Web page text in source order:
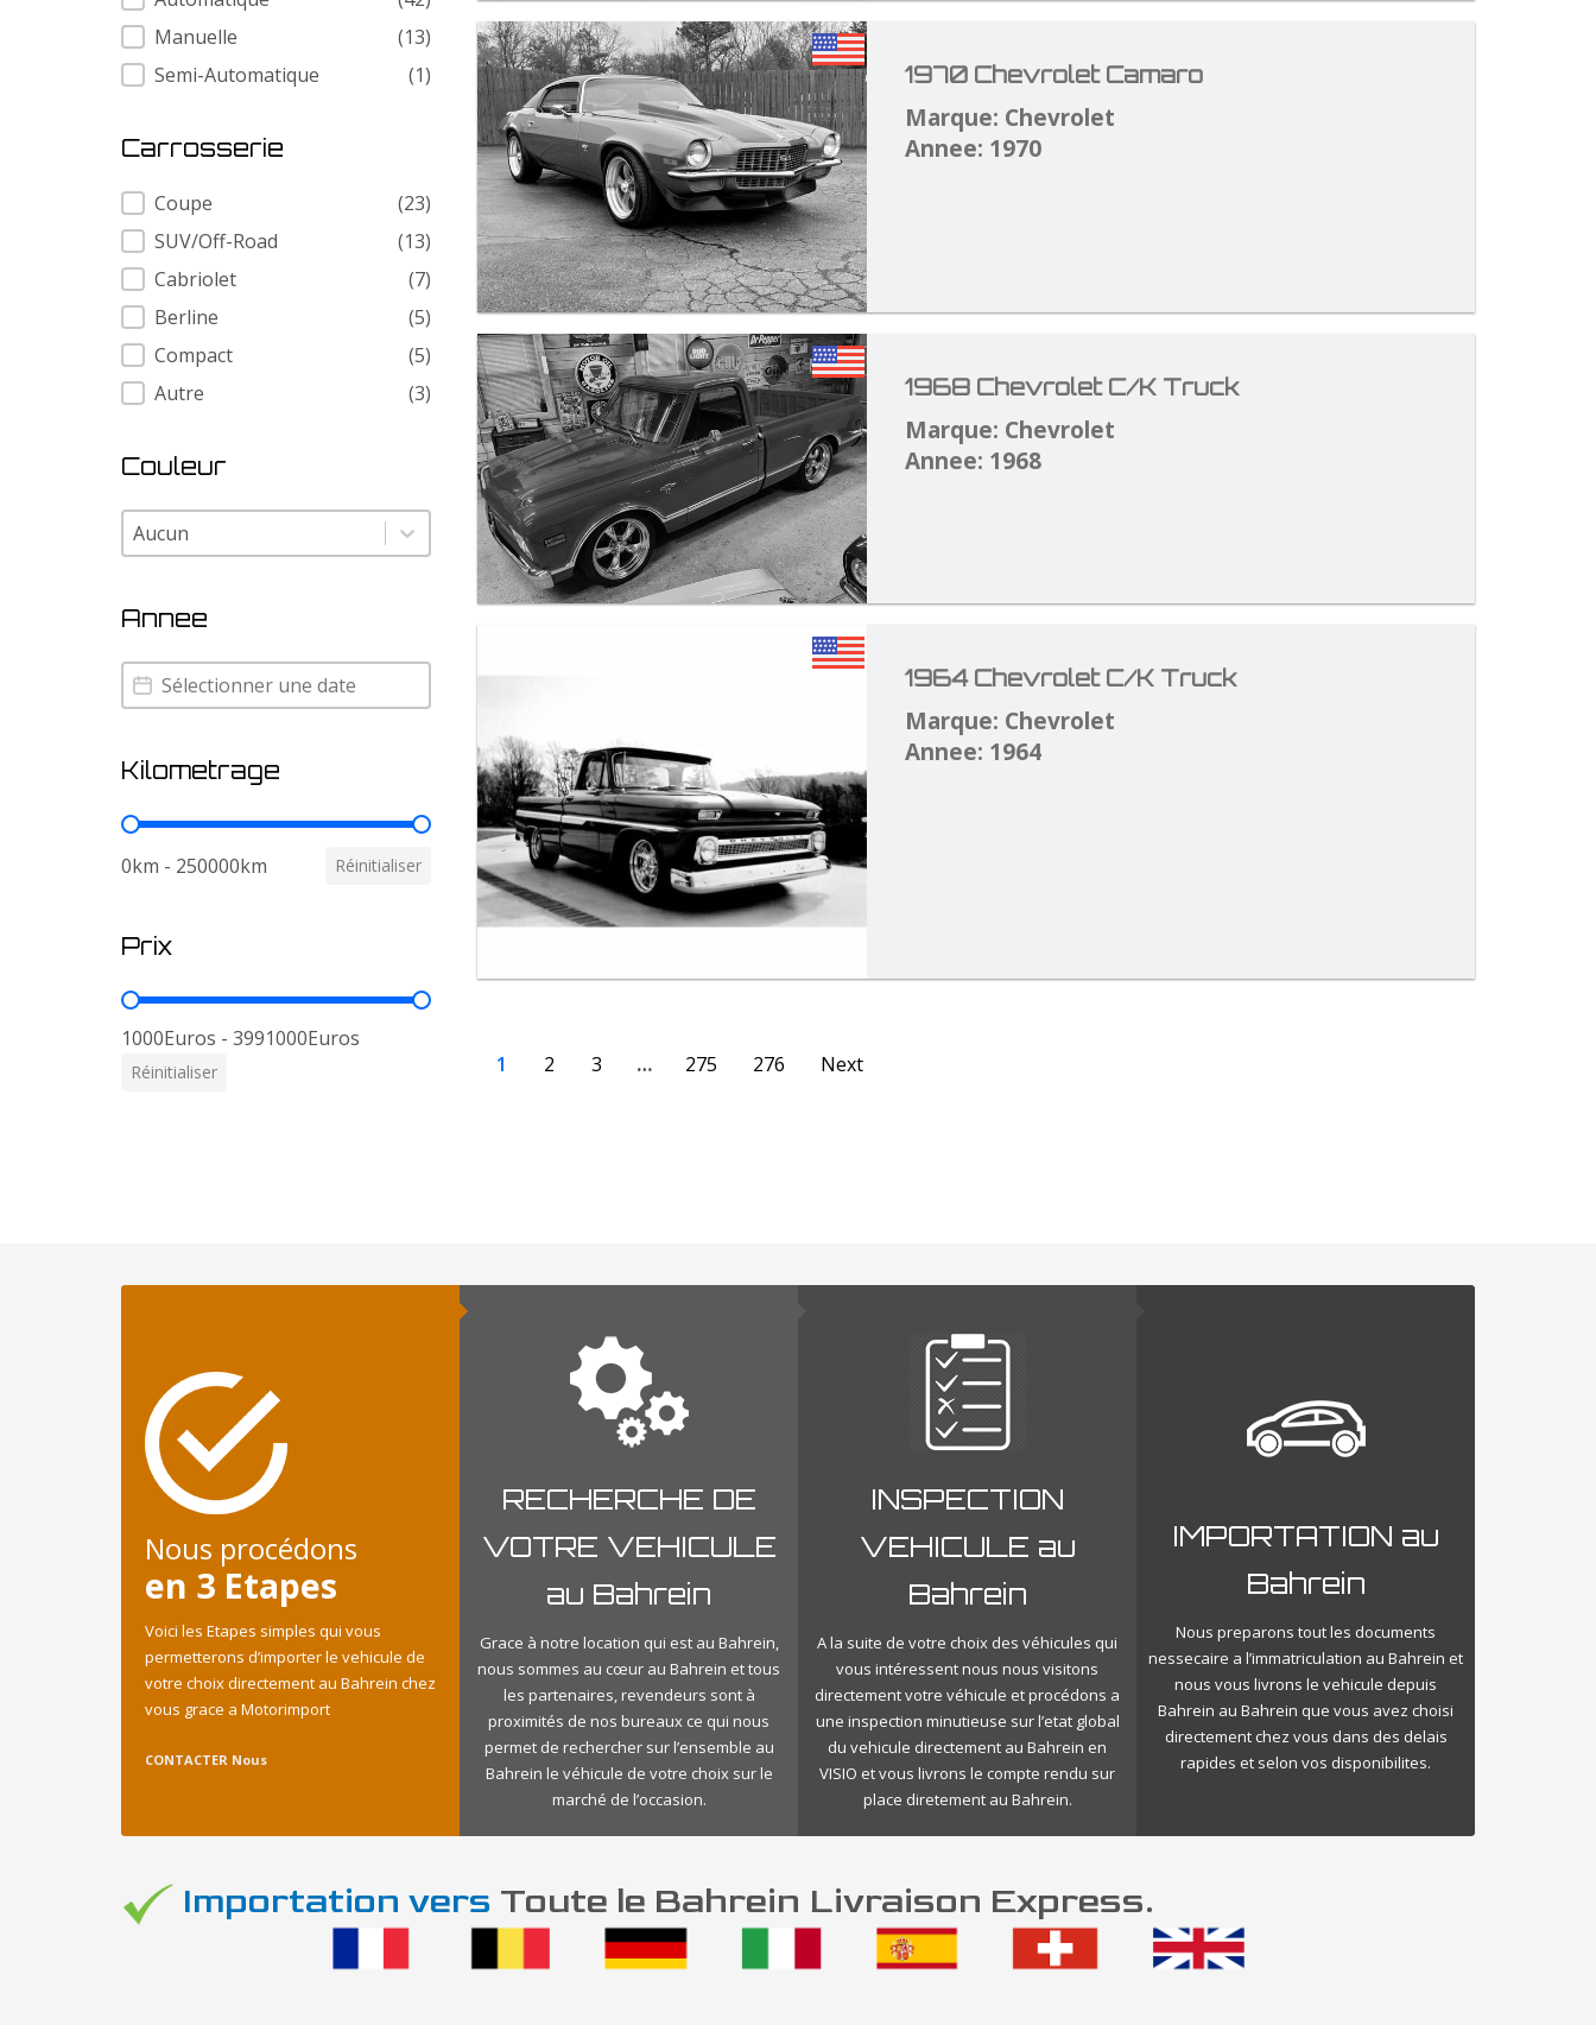
Manuelle
(13)
Semi-Automatique
(1)
Carrosserie
Carrosserie
Coupe
(23)
SUV/Off-Road
(13)
Cabriolet
(7)
Berline
(5)
Compact
(5)
Autre
(3)
Couleur
Couleur
Couleur
Annee
Annee
Annee
Kilometrage
Kilometrage
0km - 250000km Réinitialiser
Prix
Prix
1000Euros - 3991000Euros
Réinitialiser
1970 Chevrolet Camaro
Marque: Chevrolet
Annee: 1970
1968 Chevrolet C/K Truck
Marque: Chevrolet
Annee: 1968
1964 Chevrolet C/K Truck
Marque: Chevrolet
Annee: 1964
1 2 3 … 275 276 Next
Nous procédons
en 3 Etapes
Voici les Etapes simples qui vous
permetterons d’importer le vehicule de
votre choix directement au Bahrein chez
vous grace a Motorimport
CONTACTER Nous
RECHERCHE DE
VOTRE VEHICULE
au Bahrein
Grace à notre location qui est au Bahrein,
nous sommes au cœur au Bahrein et tous
les partenaires, revendeurs sont à
proximités de nos bureaux ce qui nous
permet de rechercher sur l’ensemble au
Bahrein le véhicule de votre choix sur le
marché de l’occasion.
INSPECTION
VEHICULE au
Bahrein
A la suite de votre choix des véhicules qui
vous intéressent nous nous visitons
directement votre véhicule et procédons a
une inspection minutieuse sur l’etat global
du vehicule directement au Bahrein en
VISIO et vous livrons le compte rendu sur
place diretement au Bahrein.
IMPORTATION au
Bahrein
Nous preparons tout les documents
nessecaire a l’immatriculation au Bahrein et
nous vous livrons le vehicule depuis
Bahrein au Bahrein que vous avez choisi
directement chez vous dans des delais
rapides et selon vos disponibilites.
Importation vers Toute le Bahrein Livraison Express.